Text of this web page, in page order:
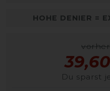
HOHE DENIER =
Du sparst